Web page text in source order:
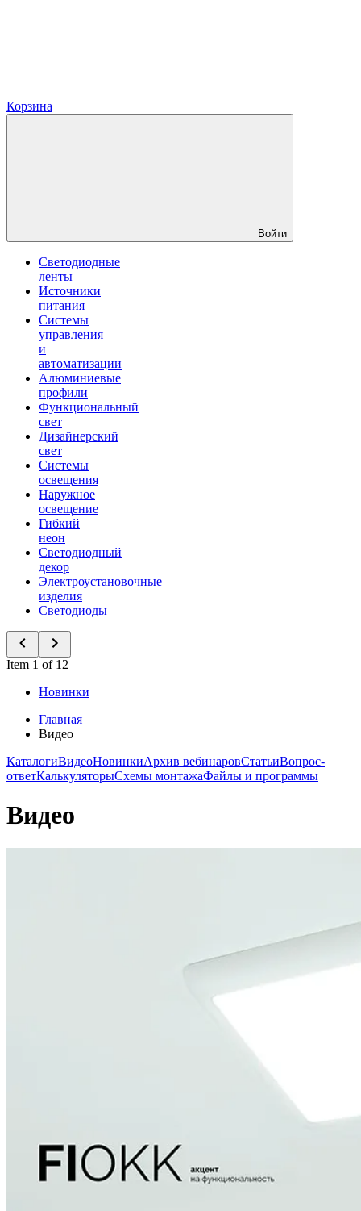
Корзина
Войти
Светодиодные
ленты
Источники
питания
Системы
управления
и
автоматизации
Алюминиевые
профили
Функциональный
свет
Дизайнерский
свет
Системы
освещения
Наружное
освещение
Гибкий
неон
Светодиодный
декор
Электроустановочные
изделия
Светодиоды
Item 1 of 12
Новинки
Главная
Видео
КаталогиВидеоНовинкиАрхив вебинаровСтатьиВопрос-
ответКалькуляторыСхемы монтажаФайлы и программы
Видео